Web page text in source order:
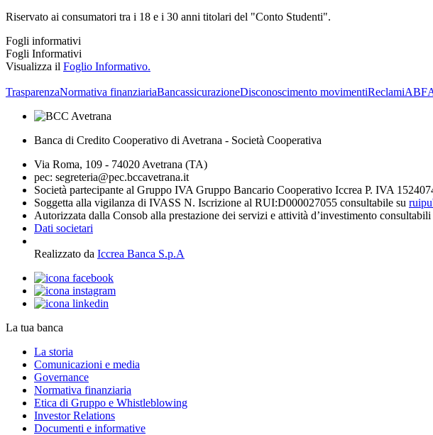
Riservato ai consumatori tra i 18 e i 30 anni titolari del "Conto Studenti".
Fogli informativi
Fogli Informativi
Visualizza il Foglio Informativo.
TrasparenzaNormativa finanziariaBancassicurazioneDisconoscimento movimentiReclamiABF
Banca di Credito Cooperativo di Avetrana - Società Cooperativa
Via Roma, 109 - 74020 Avetrana (TA)
pec: segreteria@pec.bccavetrana.it
Società partecipante al Gruppo IVA Gruppo Bancario Cooperativo Iccrea P. IVA
Soggetta alla vigilanza di IVASS N. Iscrizione al RUI:D000027055 consultabile su
Autorizzata dalla Consob alla prestazione dei servizi e attività d’investimento consultabili
Dati societari
Realizzato da Iccrea Banca S.p.A
La tua banca
La storia
Comunicazioni e media
Governance
Normativa finanziaria
Etica di Gruppo e Whistleblowing
Investor Relations
Documenti e informative